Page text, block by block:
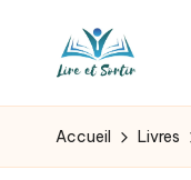
L
i
livres
pour
Accueil Livres